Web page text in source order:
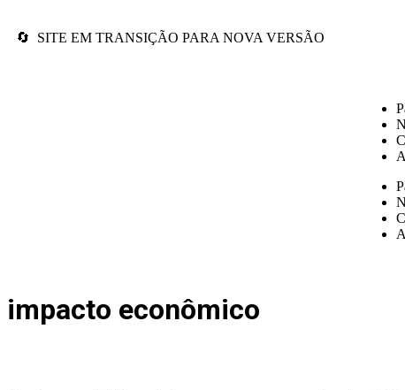
🔄 SITE EM TRANSIÇÃO PARA NOVA VERSÃO
impacto econômico